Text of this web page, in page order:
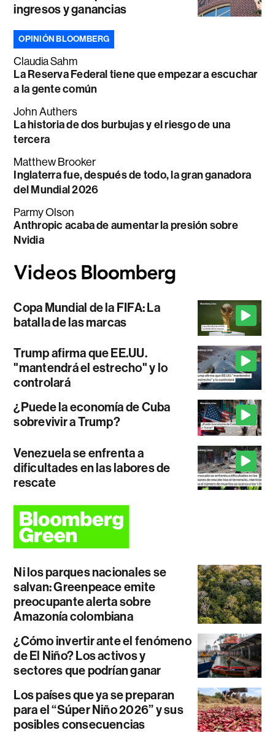
ingresos y ganancias
OPINIÓN BLOOMBERG
Claudia Sahm
La Reserva Federal tiene que empezar a escuchar
a la gente común
John Authers
La historia de dos burbujas y el riesgo de una
tercera
Matthew Brooker
Inglaterra fue, después de todo, la gran ganadora
del Mundial 2026
Parmy Olson
Anthropic acaba de aumentar la presión sobre
Nvidia
Copa Mundial de la FIFA: La
batalla de las marcas
Trump afirma que EE.UU.
"mantendrá el estrecho" y lo
controlará
¿Puede la economía de Cuba
sobrevivir a Trump?
Venezuela se enfrenta a
dificultades en las labores de
rescate
Ni los parques nacionales se
salvan: Greenpeace emite
preocupante alerta sobre
Amazonía colombiana
¿Cómo invertir ante el fenómeno
de El Niño? Los activos y
sectores que podrían ganar
Los países que ya se preparan
para el “Súper Niño 2026” y sus
posibles consecuencias